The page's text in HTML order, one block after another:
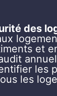
des
et
les
les